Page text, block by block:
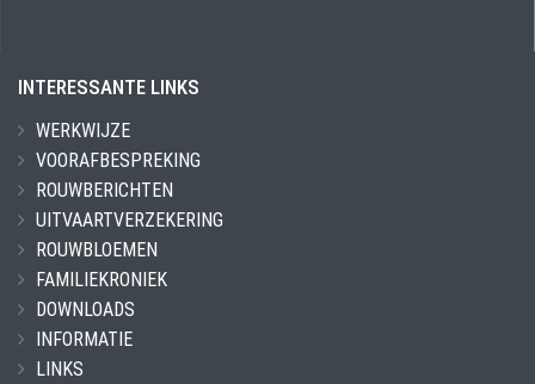
INTERESSANTE LINKS
WERKWIJZE
VOORAFBESPREKING
ROUWBERICHTEN
UITVAARTVERZEKERING
ROUWBLOEMEN
FAMILIEKRONIEK
DOWNLOADS
INFORMATIE
LINKS